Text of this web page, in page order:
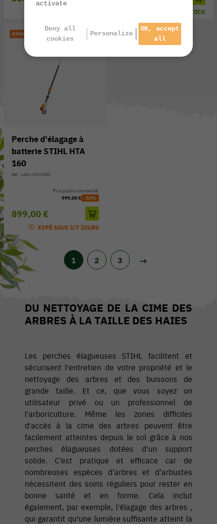
EN STOCK
Perche d'élagage à
batterie STIHL HTA
160
Réf. : LA01-200-0080
899,00 €
Prix public conseillé:
999,00 € -10%
EXPÉ SOUS 3/7 JOURS
1 2 3
DU NETTOYAGE DE LA CIME DES
ARBRES À LA TAILLE DES HAIES
Les perches élagueuses STIHL facilitent et
sécurisent l'entretien de votre propriété et le
nettoyage des arbres et des buissons de
grande taille. Et ce, que vous soyez un
utilisateur privé ou un professionnel de
l'arboriculture. Même les zones difficiles
d'accès à la cime des arbres peuvent être
facilement atteintes depuis le sol grâce à nos
perches élagueuses dotées d'un support
solide. C’est pratique et efficace car de
nombreuses espèces d’arbres et d’arbustes
nécessitent des soins réguliers pour rester en
bonne santé et en forme. Cela inclut
également, par exemple, l'élagage des arbres ,
qui garantit qu'une lumière suffisante atteint la
activate
Deny all
cookies
Personalize
OK, accept
all